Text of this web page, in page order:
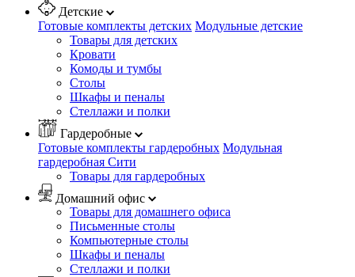
Детские
Готовые комплекты детских Модульные детские
Товары для детских
Кровати
Комоды и тумбы
Столы
Шкафы и пеналы
Стеллажи и полки
Гардеробные
Готовые комплекты гардеробных Модульная
гардеробная Сити
Товары для гардеробных
Домашний офис
Товары для домашнего офиса
Письменные столы
Компьютерные столы
Шкафы и пеналы
Стеллажи и полки